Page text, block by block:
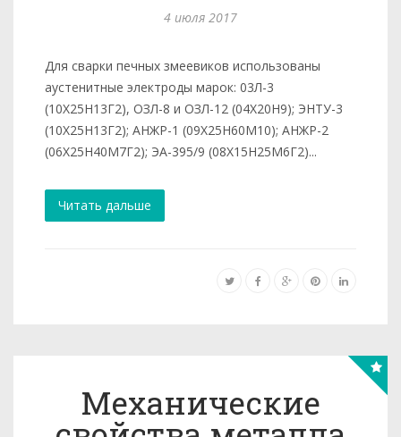
4 июля 2017
Для сварки печных змеевиков использованы
аустенитные электроды марок: 03Л-3
(10Х25Н13Г2), ОЗЛ-8 и ОЗЛ-12 (04Х20Н9); ЭНТУ-3
(10Х25Н13Г2); АНЖР-1 (09Х25Н60М10); АНЖР-2
(06Х25Н40М7Г2); ЭА-395/9 (08Х15Н25М6Г2)...
Читать дальше
Механические